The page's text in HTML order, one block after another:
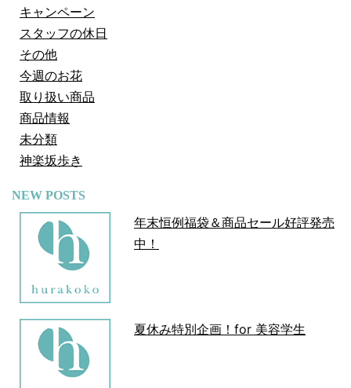
キャンペーン
スタッフの休日
その他
今週のお花
取り扱い商品
商品情報
未分類
神楽坂歩き
NEW POSTS
年末恒例福袋＆商品セール好評発売
中！
夏休み特別企画！for 美容学生